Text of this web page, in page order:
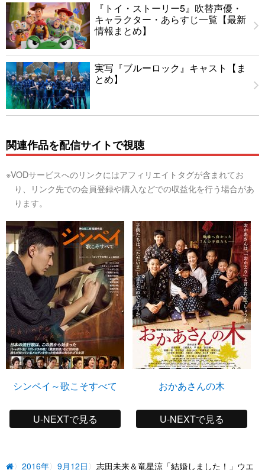
『トイ・ストーリー5』吹替声優・
キャラクター・あらすじ一覧【最新
情報まとめ】
実写『ブルーロック』キャスト【ま
とめ】
関連作品を配信サイトで視聴
※VODサービスへのリンクにはアフィリエイトタグが含まれてお
り、リンク先での会員登録や購入などでの収益化を行う場合があ
ります。
シンペイ～歌こそすべて
U-NEXTで見る
おかあさんの木
U-NEXTで見る
2016年 9月12日 志田未来＆竜星涼「結婚しました！」ウエ